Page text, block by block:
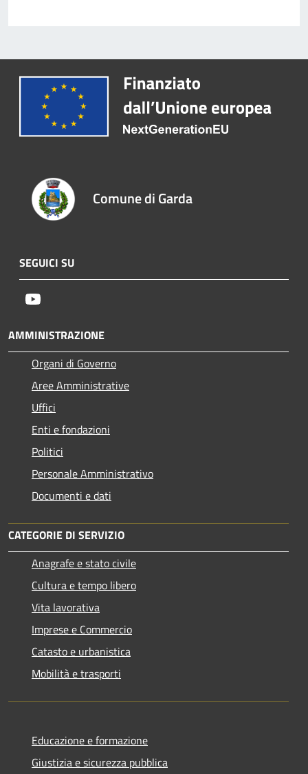
Comune di Garda
SEGUICI SU
AMMINISTRAZIONE
Organi di Governo
Aree Amministrative
Uffici
Enti e fondazioni
Politici
Personale Amministrativo
Documenti e dati
CATEGORIE DI SERVIZIO
Anagrafe e stato civile
Cultura e tempo libero
Vita lavorativa
Imprese e Commercio
Catasto e urbanistica
Mobilità e trasporti
Educazione e formazione
Giustizia e sicurezza pubblica